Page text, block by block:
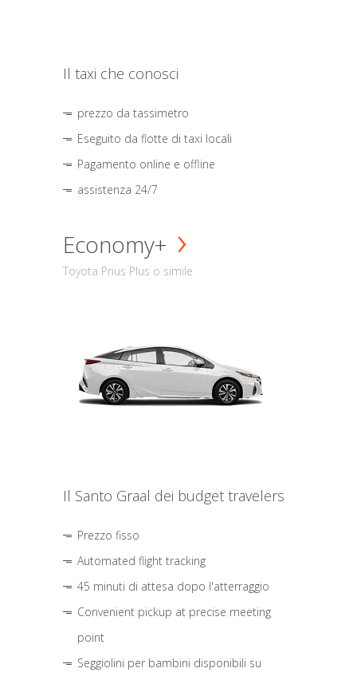
Il taxi che conosci
prezzo da tassimetro
Eseguito da flotte di taxi locali
Pagamento online e offline
assistenza 24/7
Economy+
Toyota Prius Plus o simile
Il Santo Graal dei budget travelers
Prezzo fisso
Automated flight tracking
45 minuti di attesa dopo l'atterraggio
Convenient pickup at precise meeting
point
Seggiolini per bambini disponibili su